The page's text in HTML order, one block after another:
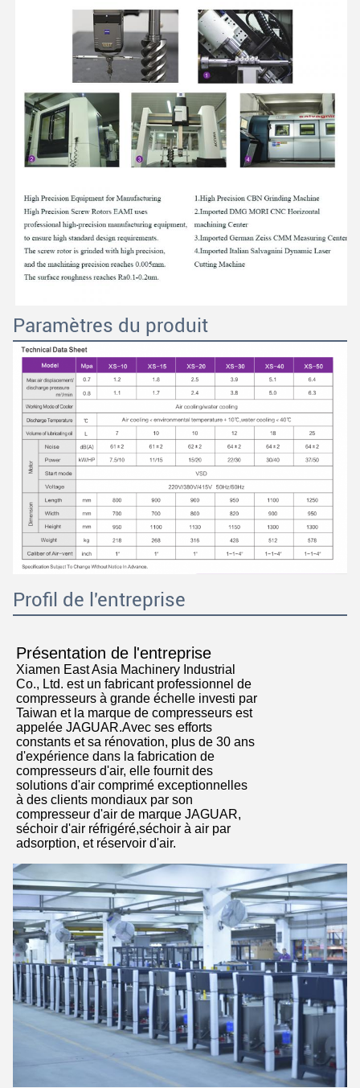
Paramètres du produit
Profil de l'entreprise
Présentation de l'entreprise
Xiamen East Asia Machinery Industrial
Co., Ltd. est un fabricant professionnel de
compresseurs à grande échelle investi par
Taiwan et la marque de compresseurs est
appelée JAGUAR.Avec ses efforts
constants et sa rénovation, plus de 30 ans
d'expérience dans la fabrication de
compresseurs d'air, elle fournit des
solutions d'air comprimé exceptionnelles
à des clients mondiaux par son
compresseur d'air de marque JAGUAR,
séchoir d'air réfrigéré,séchoir à air par
adsorption, et réservoir d'air.